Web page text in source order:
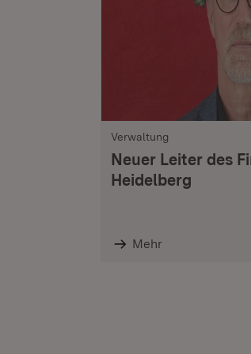
Verwaltung
Neuer Leiter des
Heidelberg
Mehr